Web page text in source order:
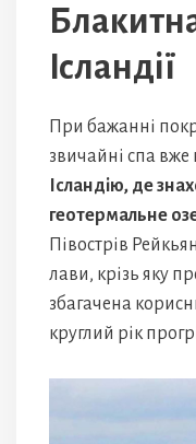
Ісландії
При бажанні
звичайні спа вже
Ісландію, де
геотермальне
Півострів
лави, крізь яку
збагачена
круглий рік